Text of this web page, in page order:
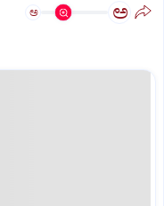
ಅ ಅ